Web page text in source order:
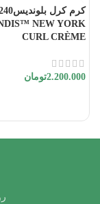
به فروش می رسد
NEW YORK
CURL CRÈME
2.200.000تومان